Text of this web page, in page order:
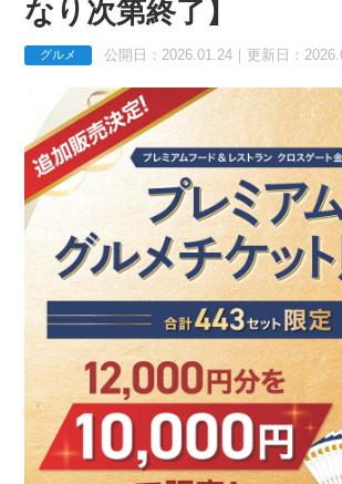
なり次第終了】
グルメ 公開日：2026.01.24｜更新日：